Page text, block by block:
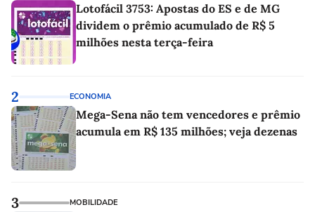
Lotofácil 3753: Apostas do ES e de MG
dividem o prêmio acumulado de R$ 5
milhões nesta terça-feira
2 ECONOMIA
Mega-Sena não tem vencedores e prêmio
acumula em R$ 135 milhões; veja dezenas
3 MOBILIDADE